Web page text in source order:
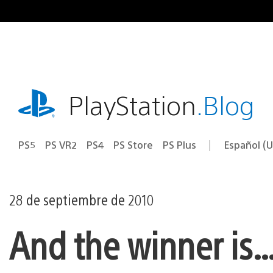
al
playstation.comPlayStation.Blog
PS5 PS VR2 PS4 PS Store PS Plus Región
Español
28 de septiembre de 2010
And the winner